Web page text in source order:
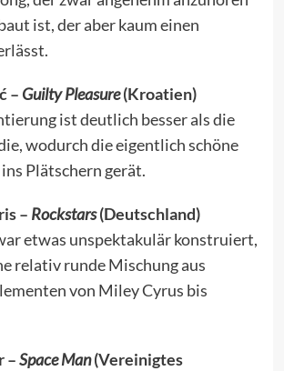
ist, der aber kaum einen
– Guilty Pleasure(Kroatien)
ist deutlich besser als die
wodurch die eigentlich schöne
Plätschern gerät.
– Rockstars(Deutschland)
etwas unspektakulär konstruiert,
relativ runde Mischung aus
von Miley Cyrus bis
–Space Man(Vereinigtes